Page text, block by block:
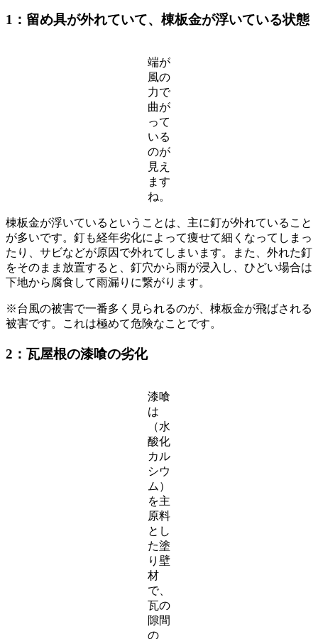
1：留め具が外れていて、 棟板金が浮いている状態
端が
風の
力で
曲が
って
いる
のが
見え
ます
ね。
棟板金が浮いているということは、主に釘が外れていること
が多いです。釘も経年劣化によって痩せて細くなってしまっ
たり、サビなどが原因で外れてしまいます。また、外れた釘
をそのまま放置すると、釘穴から雨が浸入し、ひどい場合は
下地から腐食して雨漏りに繋がります。
※台風の被害で一番多く見られるのが、棟板金が飛ばされる
被害です。これは極めて危険なことです。
2： 瓦屋根の漆喰の劣化
漆喰
は
（水
酸化
カル
シウ
ム）
を主
原料
とし
た塗
り壁
材
で、
瓦の
隙間
の